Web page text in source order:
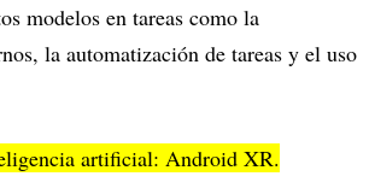
modelos en tareas como la
la automatización de tareas y el uso
artificial: Android XR.